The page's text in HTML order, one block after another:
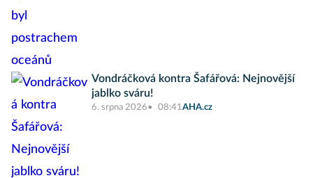
Vondráčková kontra Šafářová: Nejnovější
jablko sváru!
6. srpna 2026 08:41AHA.cz